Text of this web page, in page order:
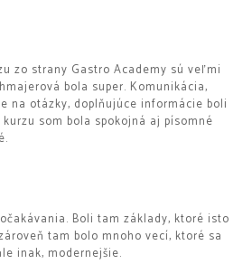
zo strany Gastro Academy sú veľmi
bola super. Komunikácia,
na otázky, doplňujúce informácie boli
som bola spokojná aj písomné
Boli tam základy, ktoré isto
tam bolo mnoho vecí, ktoré sa
inak, modernejšie.